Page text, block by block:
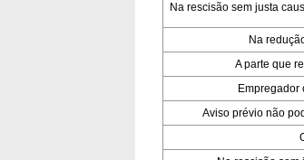
Na rescisão sem justa
Na
A parte que
Empregador
Aviso prévio não